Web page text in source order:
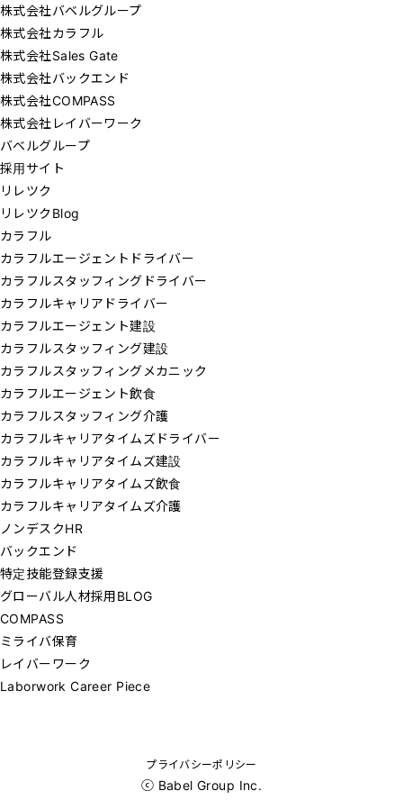
株式会社バベルグループ
株式会社カラフル
株式会社Sales Gate
株式会社バックエンド
株式会社COMPASS
株式会社レイバーワーク
バベルグループ
採用サイト
リレツク
リレツクBlog
カラフル
カラフルエージェントドライバー
カラフルスタッフィングドライバー
カラフルキャリアドライバー
カラフルエージェント建設
カラフルスタッフィング建設
カラフルスタッフィングメカニック
カラフルエージェント飲食
カラフルスタッフィング介護
カラフルキャリアタイムズドライバー
カラフルキャリアタイムズ建設
カラフルキャリアタイムズ飲食
カラフルキャリアタイムズ介護
ノンデスクHR
バックエンド
特定技能登録支援
グローバル人材採用BLOG
COMPASS
ミライバ保育
レイバーワーク
Laborwork Career Piece
プライバシーポリシー
ⓒ Babel Group Inc.